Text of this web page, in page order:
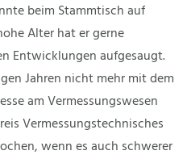
beim Stammtisch auf
Alter hat er gerne
Entwicklungen aufgesaugt.
Jahren nicht mehr mit dem
am Vermessungswesen
Vermessungstechnisches
wenn es auch schwerer